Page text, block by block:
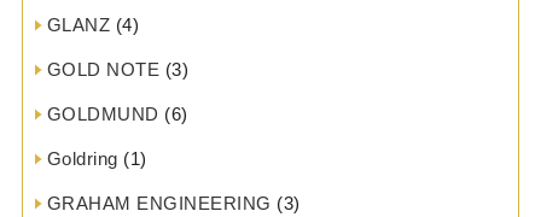
GLANZ (4)
GOLD NOTE (3)
GOLDMUND (6)
Goldring (1)
GRAHAM ENGINEERING (3)